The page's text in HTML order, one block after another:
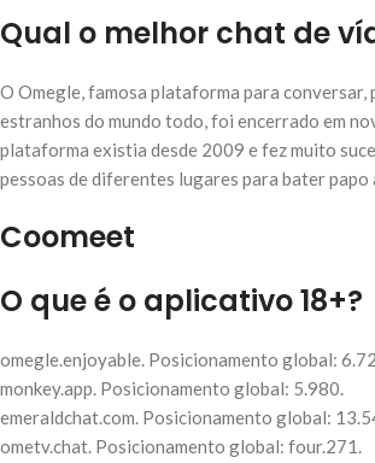
Qual o melhor chat de
O Omegle, famosa plataforma para conversar,
estranhos do mundo todo, foi encerrado em
plataforma existia desde 2009 e fez muito
pessoas de diferentes lugares para bater
Coomeet
O que é o aplicativo 18+?
omegle.enjoyable. Posicionamento global:
monkey.app. Posicionamento global: 5.980.
emeraldchat.com. Posicionamento global:
ometv.chat. Posicionamento global: four.271.